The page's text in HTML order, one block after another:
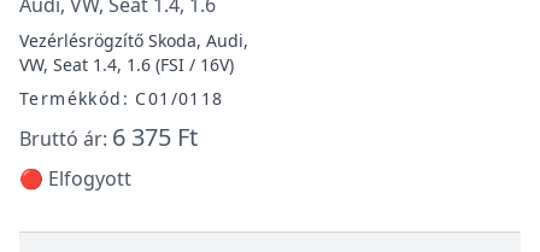
Vezérlésrögzítő Skoda, Audi,
VW, Seat 1.4, 1.6 (FSI / 16V)
Termékkód: C01/0118
Bruttó ár: 6 375 Ft
🔴 Elfogyott